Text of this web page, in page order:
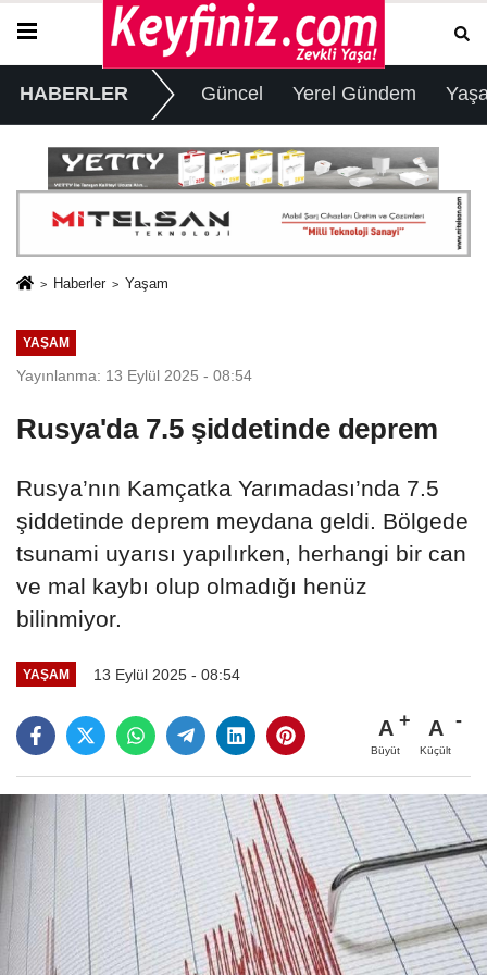
HABERLER Güncel Yerel Gündem
Haberler Yaşam
YAŞAM
Yayınlanma: 13 Eylül 2025 - 08:54
Rusya'da 7.5 şiddetinde deprem
Rusya’nın Kamçatka Yarımadası’nda 7.5
şiddetinde deprem meydana geldi. Bölgede
tsunami uyarısı yapılırken, herhangi bir can
ve mal kaybı olup olmadığı henüz
bilinmiyor.
YAŞAM 13 Eylül 2025 - 08:54
A
Büyüt
A
Küçült